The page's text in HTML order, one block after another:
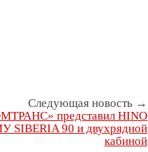
Следующая новость →
представил HINO
SIBERIA 90 и двухрядной
кабиной